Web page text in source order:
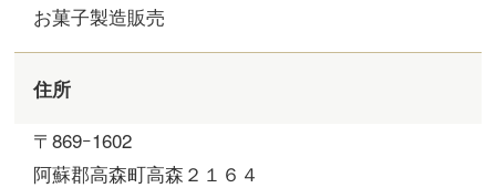
お菓子製造販売
住所
〒869ｰ1602
阿蘇郡高森町高森２１６４